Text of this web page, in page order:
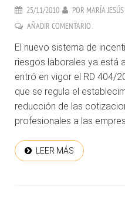
25/11/2010 POR MARÍA
AÑADIR COMENTARIO
El nuevo sistema de
riesgos laborales ya está
entró en vigor el RD 404/
que se regula el
reducción de las
profesionales a las
LEER MÁS